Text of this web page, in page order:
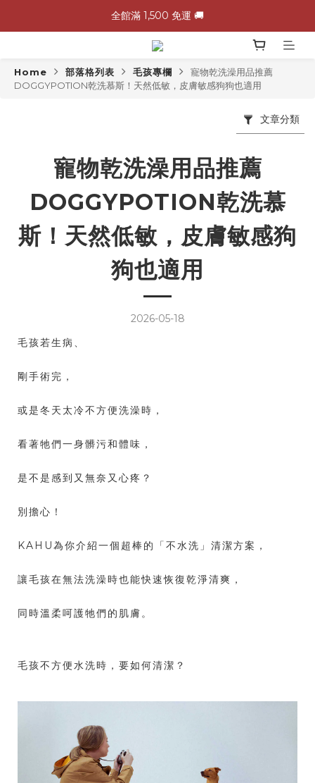
G&W 7月預購按照訂單順序提早出貨中 🚛
G&W 7月預購按照訂單順序提早出貨中 🚛
\ 加入會員領$60購物金，生日再領$100！/
全館滿 1,500 免運 🚚
Home 部落格列表 毛孩專欄
寵物乾洗澡用品推薦
DOGGYPOTION乾洗慕斯！天然低敏，皮膚敏感狗狗也適用
文章分類
寵物乾洗澡用品推薦
DOGGYPOTION乾洗慕
斯！天然低敏，皮膚敏感狗
狗也適用
2026-05-18
毛孩若生病、
剛手術完，
或是冬天太冷不方便洗澡時，
看著牠們一身髒污和體味，
是不是感到又無奈又心疼？
別擔心！
KAHU為你介紹一個超棒的「不水洗」清潔方案，
讓毛孩在無法洗澡時也能快速恢復乾淨清爽，
同時溫柔呵護牠們的肌膚。
毛孩不方便水洗時，要如何清潔？